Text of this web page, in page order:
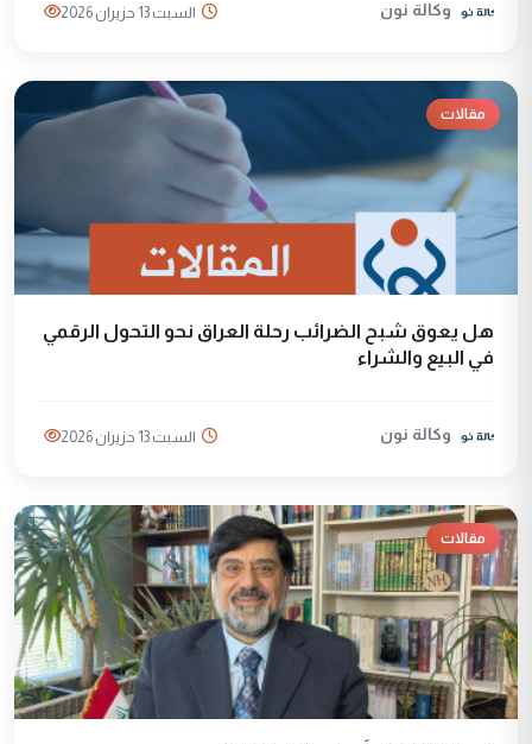
وكالة نون السبت 13 حزيران 2026
مقالات
هل يعوق شبح الضرائب رحلة العراق نحو التحول الرقمي
في البيع والشراء
وكالة نون السبت 13 حزيران 2026
مقالات